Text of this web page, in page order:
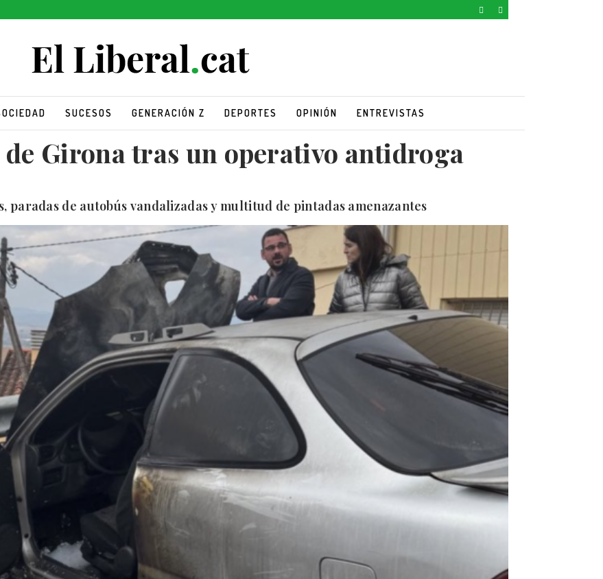
SUCESOS GENERACIÓN Z DEPORTES OPINIÓN ENTREVISTAS
Girona tras un operativo antidroga
paradas de autobús vandalizadas y multitud de pintadas amenazantes